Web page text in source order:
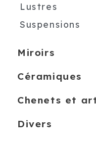
Lustres
Suspensions
Miroirs
Céramiques
Chenets et
Divers